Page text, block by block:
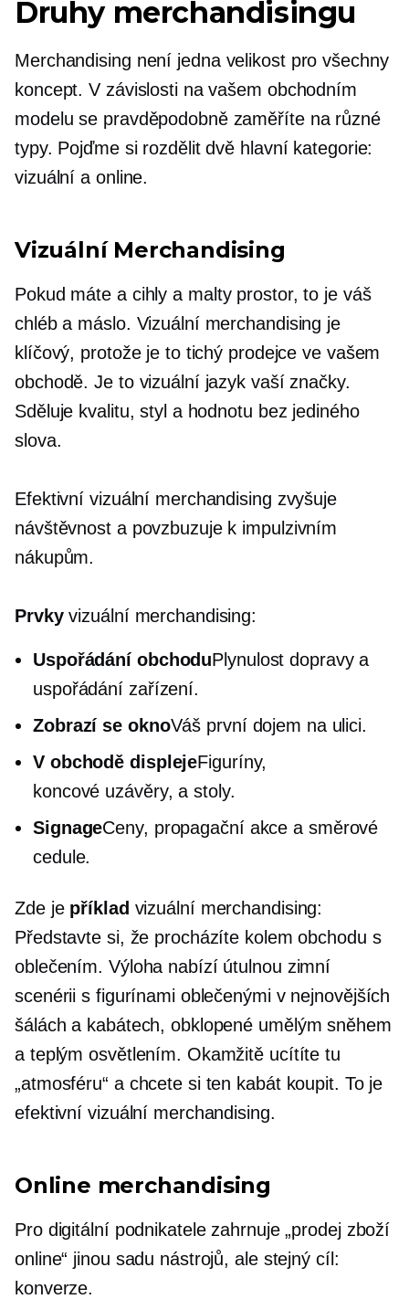
Druhy merchandisingu
Merchandising není jedna velikost pro všechny
koncept. V závislosti na vašem obchodním
modelu se pravděpodobně zaměříte na různé
typy. Pojďme si rozdělit dvě hlavní kategorie:
vizuální a online.
Vizuální Merchandising
Pokud máte a cihly a maltyprostor, to je váš
chléb a máslo. Vizuální merchandising je
klíčový, protože je to tichý prodejce ve vašem
obchodě. Je to vizuální jazyk vaší značky.
Sděluje kvalitu, styl a hodnotu bez jediného
slova.
Efektivní vizuální merchandising zvyšuje
návštěvnost a povzbuzuje k impulzivním
nákupům.
Prvkyvizuální merchandising:
Uspořádání obchoduPlynulost dopravy a
uspořádání zařízení.
Zobrazí se oknoVáš první dojem na ulici.
V obchodě displejeFiguríny,
koncové uzávěry, a stoly.
SignageCeny, propagační akce a směrové
cedule.
Zde je příklad vizuální merchandising:
Představte si, že procházíte kolem obchodu s
oblečením. Výloha nabízí útulnou zimní
scenérii s figurínami oblečenými v nejnovějších
šálách a kabátech, obklopené umělým sněhem
a teplým osvětlením. Okamžitě ucítíte tu
„atmosféru“ a chcete si ten kabát koupit. To je
efektivní vizuální merchandising.
Online merchandising
Pro digitální podnikatele zahrnuje „prodej zboží
online“ jinou sadu nástrojů, ale stejný cíl:
konverze.